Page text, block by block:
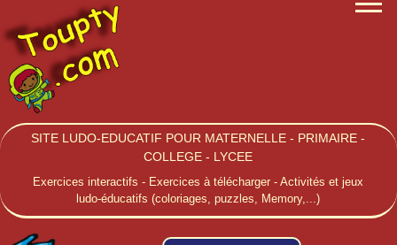
SITE LUDO-EDUCATIF POUR MATERNELLE - PRIMAIRE -
COLLEGE - LYCEE
Exercices interactifs - Exercices à télécharger - Activités et jeux
ludo-éducatifs (coloriages, puzzles, Memory,...)